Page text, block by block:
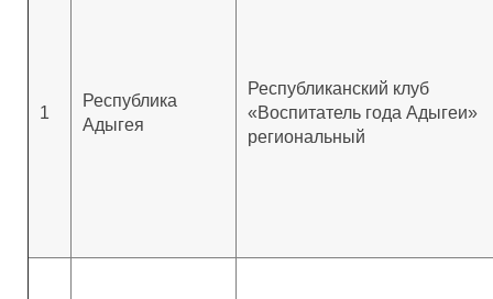
1
Республика
Адыгея
Республиканский клуб
«Воспитатель года Адыгеи»
региональный